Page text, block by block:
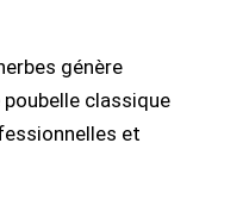
génère
classique
et